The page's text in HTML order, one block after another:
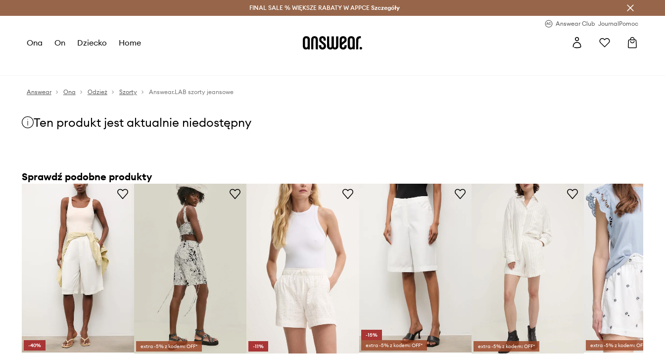
Oszczędzaj z Answear Club > Dostawa nawet w 24h >
FINAL SALE % WIĘKSZE RABATY W APPCE Szczegóły
Answear Club JournalPomoc
Ona On Dziecko Home
Answear Ona Odzież Szorty Answear.LAB szorty jeansowe
Ten produkt jest aktualnie niedostępny
Sprawdź podobne produkty
-40% extra -5% z kodem: OFF* -11%
-15%
extra -5% z kodem: OFF*
extra -5% z kodem: OFF* extra -5% z kodem: OFF*